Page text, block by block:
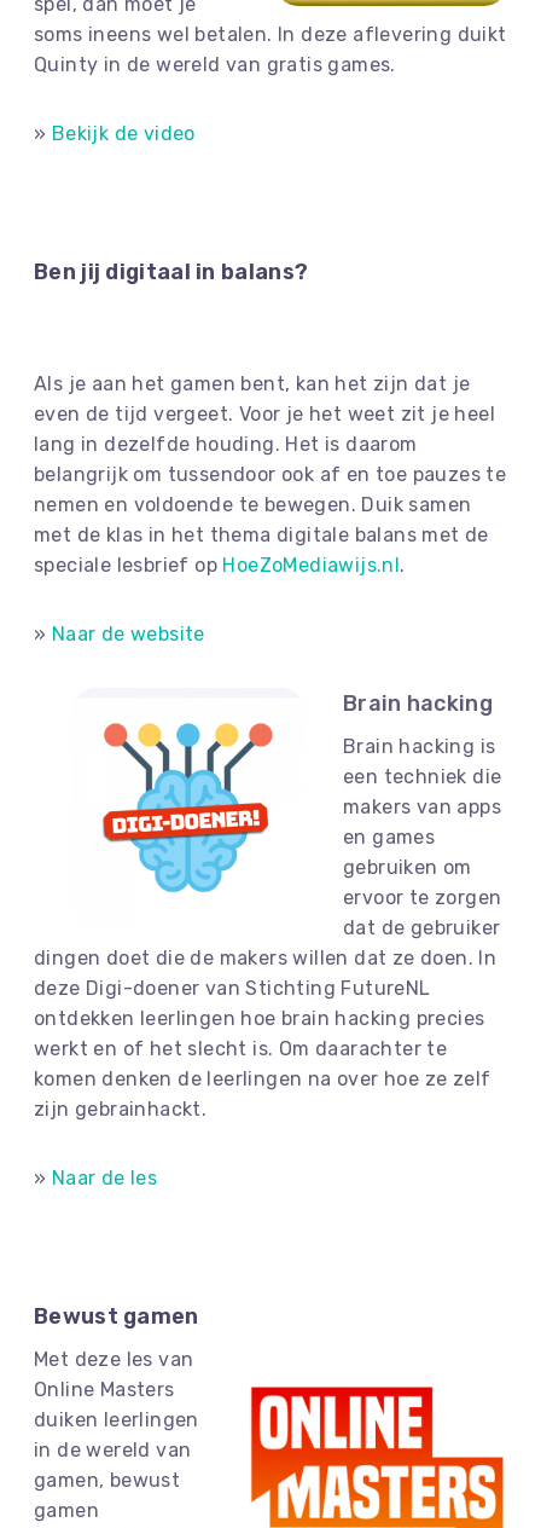
soms ineens wel betalen. In deze aflevering duikt
Quinty in de wereld van gratis games.
» Bekijk de video
Ben jij digitaal in balans?
Als je aan het gamen bent, kan het zijn dat je
even de tijd vergeet. Voor je het weet zit je heel
lang in dezelfde houding. Het is daarom
belangrijk om tussendoor ook af en toe pauzes te
nemen en voldoende te bewegen. Duik samen
met de klas in het thema digitale balans met de
speciale lesbrief op HoeZoMediawijs.nl.
» Naar de website
Brain hacking
Brain hacking is
een techniek die
makers van apps
en games
gebruiken om
ervoor te zorgen
dat de gebruiker
dingen doet die de makers willen dat ze doen. In
deze Digi-doener van Stichting FutureNL
ontdekken leerlingen hoe brain hacking precies
werkt en of het slecht is. Om daarachter te
komen denken de leerlingen na over hoe ze zelf
zijn gebrainhackt.
» Naar de les
Bewust gamen
Met deze les van
Online Masters
duiken leerlingen
in de wereld van
gamen, bewust
gamen